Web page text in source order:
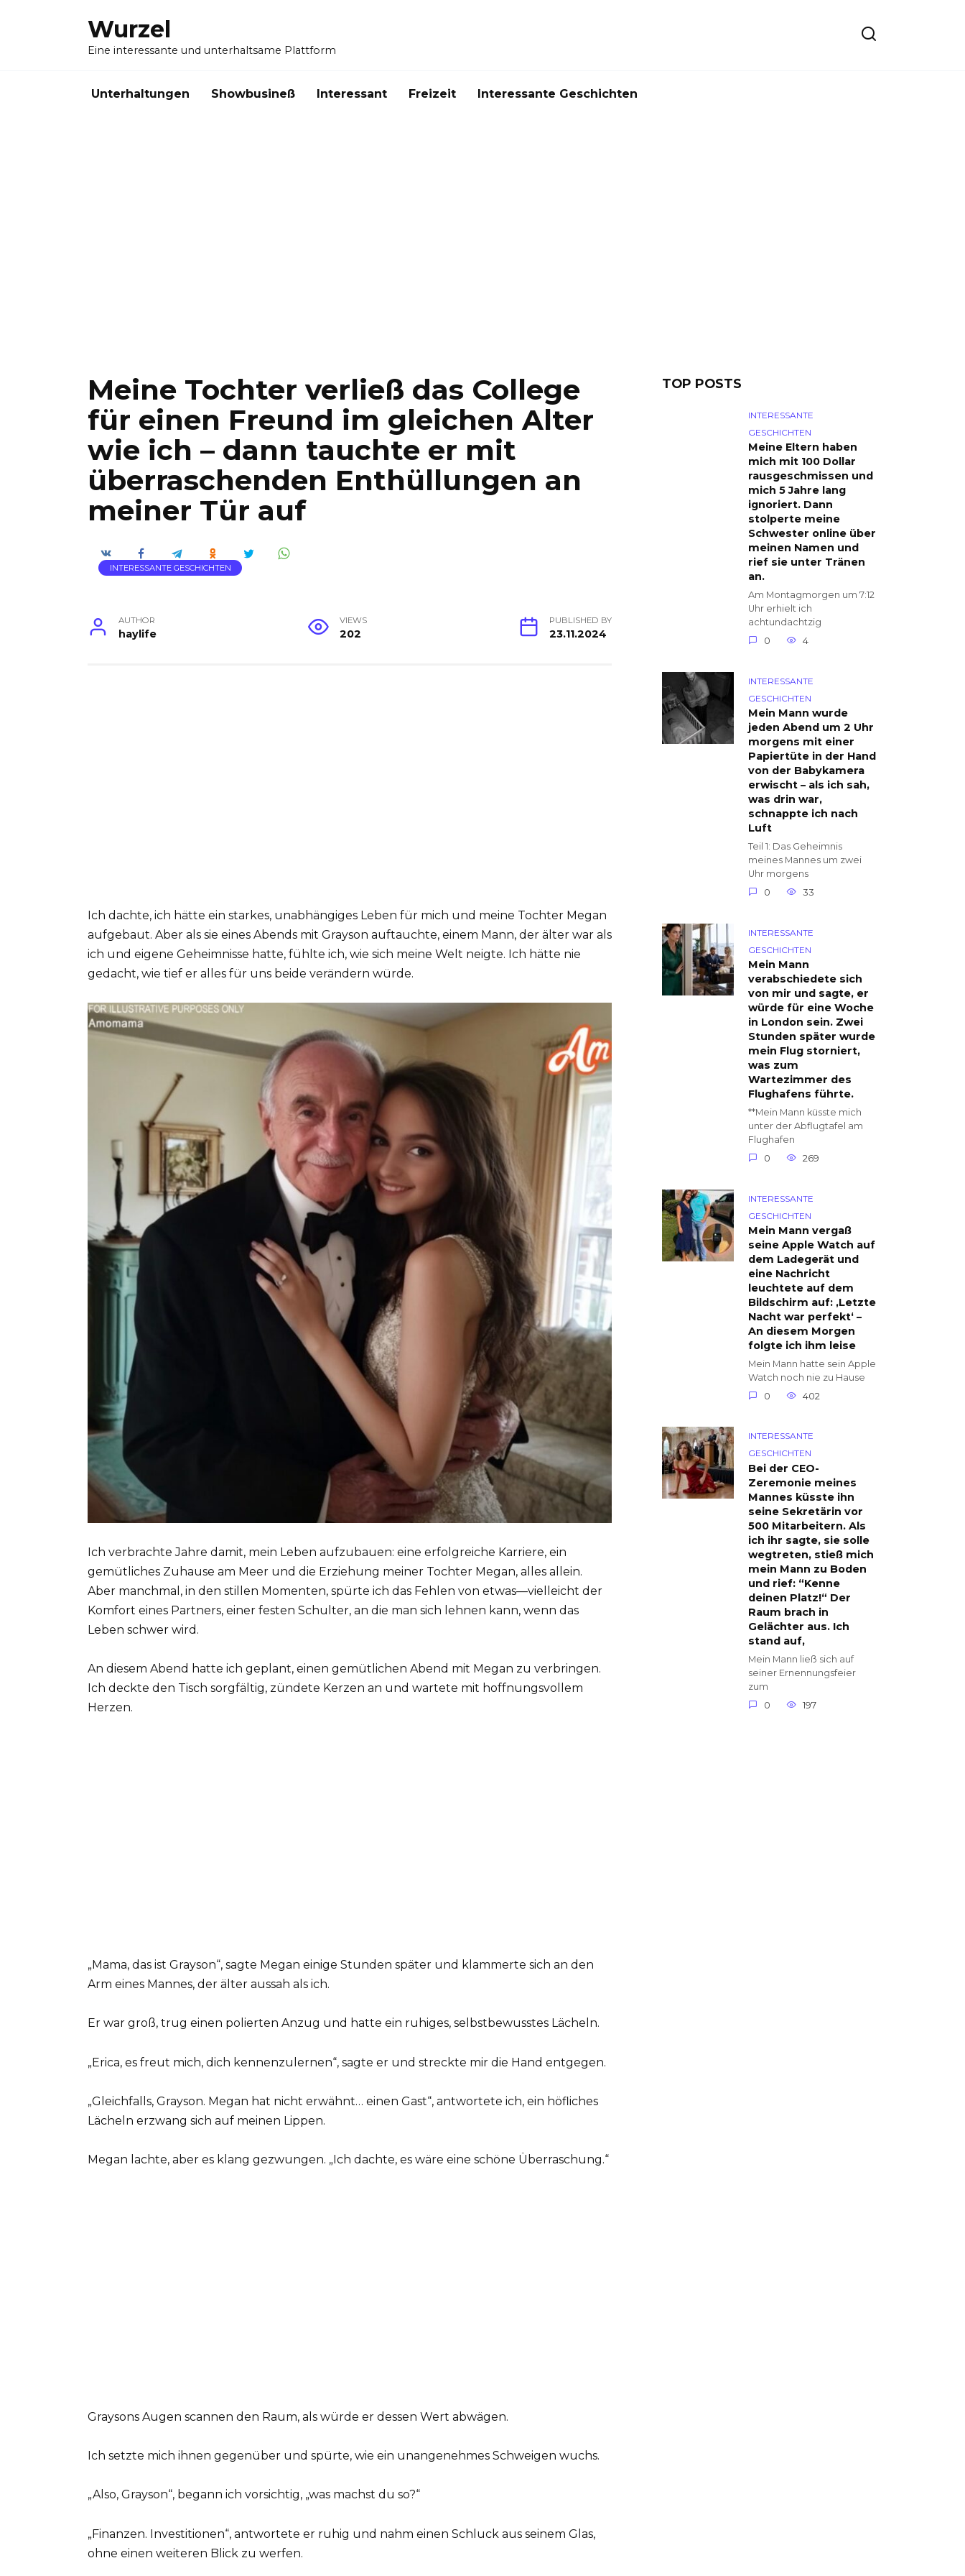
Wurzel
Eine interessante und unterhaltsame Plattform
Unterhaltungen Showbusineß Interessant Freizeit Interessante Geschichten
Meine Tochter verließ das College
für einen Freund im gleichen Alter
wie ich – dann tauchte er mit
überraschenden Enthüllungen an
meiner Tür auf
INTERESSANTE GESCHICHTEN
AUTHOR
haylife
VIEWS
202
PUBLISHED BY
23.11.2024
Ich dachte, ich hätte ein starkes, unabhängiges Leben für mich und meine Tochter Megan
aufgebaut. Aber als sie eines Abends mit Grayson auftauchte, einem Mann, der älter war als
ich und eigene Geheimnisse hatte, fühlte ich, wie sich meine Welt neigte. Ich hätte nie
gedacht, wie tief er alles für uns beide verändern würde.
Ich verbrachte Jahre damit, mein Leben aufzubauen: eine erfolgreiche Karriere, ein
gemütliches Zuhause am Meer und die Erziehung meiner Tochter Megan, alles allein.
Aber manchmal, in den stillen Momenten, spürte ich das Fehlen von etwas—vielleicht der
Komfort eines Partners, einer festen Schulter, an die man sich lehnen kann, wenn das
Leben schwer wird.
An diesem Abend hatte ich geplant, einen gemütlichen Abend mit Megan zu verbringen.
Ich deckte den Tisch sorgfältig, zündete Kerzen an und wartete mit hoffnungsvollem
Herzen.
„Mama, das ist Grayson“, sagte Megan einige Stunden später und klammerte sich an den
Arm eines Mannes, der älter aussah als ich.
Er war groß, trug einen polierten Anzug und hatte ein ruhiges, selbstbewusstes Lächeln.
„Erica, es freut mich, dich kennenzulernen“, sagte er und streckte mir die Hand entgegen.
„Gleichfalls, Grayson. Megan hat nicht erwähnt… einen Gast“, antwortete ich, ein höfliches
Lächeln erzwang sich auf meinen Lippen.
Megan lachte, aber es klang gezwungen. „Ich dachte, es wäre eine schöne Überraschung.“
Graysons Augen scannen den Raum, als würde er dessen Wert abwägen.
Ich setzte mich ihnen gegenüber und spürte, wie ein unangenehmes Schweigen wuchs.
„Also, Grayson“, begann ich vorsichtig, „was machst du so?“
„Finanzen. Investitionen“, antwortete er ruhig und nahm einen Schluck aus seinem Glas,
ohne einen weiteren Blick zu werfen.
TOP POSTS
INTERESSANTE
GESCHICHTEN
Meine Eltern haben
mich mit 100 Dollar
rausgeschmissen und
mich 5 Jahre lang
ignoriert. Dann
stolperte meine
Schwester online über
meinen Namen und
rief sie unter Tränen
an.
Am Montagmorgen um 7:12
Uhr erhielt ich
achtundachtzig
0
4
INTERESSANTE
GESCHICHTEN
Mein Mann wurde
jeden Abend um 2 Uhr
morgens mit einer
Papiertüte in der Hand
von der Babykamera
erwischt – als ich sah,
was drin war,
schnappte ich nach
Luft
Teil 1: Das Geheimnis
meines Mannes um zwei
Uhr morgens
0
33
INTERESSANTE
GESCHICHTEN
Mein Mann
verabschiedete sich
von mir und sagte, er
würde für eine Woche
in London sein. Zwei
Stunden später wurde
mein Flug storniert,
was zum
Wartezimmer des
Flughafens führte.
**Mein Mann küsste mich
unter der Abflugtafel am
Flughafen
0
269
INTERESSANTE
GESCHICHTEN
Mein Mann vergaß
seine Apple Watch auf
dem Ladegerät und
eine Nachricht
leuchtete auf dem
Bildschirm auf: ‚Letzte
Nacht war perfekt‘ –
An diesem Morgen
folgte ich ihm leise
Mein Mann hatte sein Apple
Watch noch nie zu Hause
0
402
INTERESSANTE
GESCHICHTEN
Bei der CEO-
Zeremonie meines
Mannes küsste ihn
seine Sekretärin vor
500 Mitarbeitern. Als
ich ihr sagte, sie solle
wegtreten, stieß mich
mein Mann zu Boden
und rief: “Kenne
deinen Platz!“ Der
Raum brach in
Gelächter aus. Ich
stand auf,
Mein Mann ließ sich auf
seiner Ernennungsfeier
zum
0
197